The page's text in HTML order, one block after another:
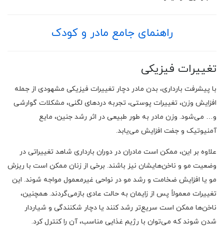
راهنمای جامع مادر و کودک
تغییرات فیزیکی
با پیشرفت بارداری، بدن مادر دچار تغییرات فیزیکی مشهودی از جمله
افزایش وزن، تغییرات پوستی، تجربه دردهای لگنی، مشکلات گوارشی
و… می‌شود. وزن مادر به طور طبیعی در اثر رشد جنین، مایع
آمنیوتیک و جفت افزایش می‌یابد.
علاوه بر این، ممکن است مادران در دوران بارداری شاهد تغییراتی در
وضعیت مو و ناخن‌هایشان نیز باشند. برخی از زنان ممکن است با ریزش
مو یا افزایش ضخامت و رشد مو در نواحی غیرمعمول مواجه شوند. این
تغییرات معمولاً پس از زایمان به حالت عادی بازمی‌گردند. همچنین،
ناخن‌ها ممکن است سریع‌تر رشد کنند یا دچار شکنندگی و شیاردار
شدن شوند که می‌توان با رژیم غذایی مناسب، آن را کنترل کرد.